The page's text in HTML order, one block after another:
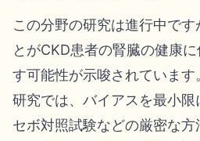
この分野の研究は進行中です
とがCKD患者の腎臓の健康
す可能性が示唆されていま
研究では、バイアスを最小限
セボ対照試験などの厳密な方